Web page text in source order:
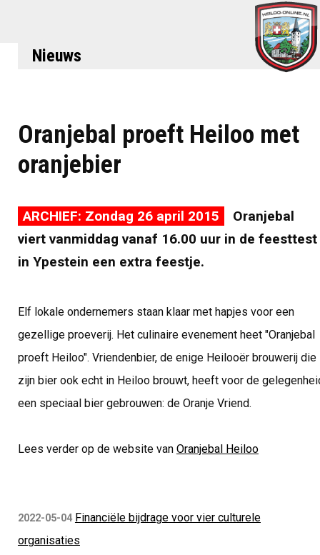
Nieuws
Oranjebal proeft Heiloo met
oranjebier
ARCHIEF: Zondag 26 april 2015
Oranjebal
viert vanmiddag vanaf 16.00 uur in de feesttest
in Ypestein een extra feestje.
Elf lokale ondernemers staan klaar met hapjes voor een
gezellige proeverij. Het culinaire evenement heet "Oranjebal
proeft Heiloo". Vriendenbier, de enige Heilooër brouwerij die
zijn bier ook echt in Heiloo brouwt, heeft voor de
een speciaal bier gebrouwen: de Oranje Vriend.
Lees verder op de website van Oranjebal Heiloo
2022-05-04 Financiële bijdrage voor vier culturele
organisaties